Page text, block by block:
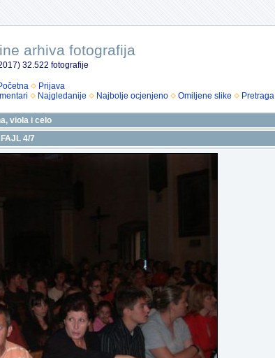
arhiva fotografija
32.522 fotografije
Prijava
Najgledanije Najbolje ocjenjeno Omiljene slike Pretraga
viola i celo
FAJL 4/7